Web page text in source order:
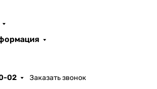
02 Заказать звонок